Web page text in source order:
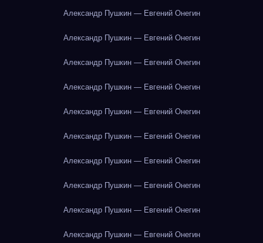
Александр Пушкин — Евгений Онегин
Александр Пушкин — Евгений Онегин
Александр Пушкин — Евгений Онегин
Александр Пушкин — Евгений Онегин
Александр Пушкин — Евгений Онегин
Александр Пушкин — Евгений Онегин
Александр Пушкин — Евгений Онегин
Александр Пушкин — Евгений Онегин
Александр Пушкин — Евгений Онегин
Александр Пушкин — Евгений Онегин